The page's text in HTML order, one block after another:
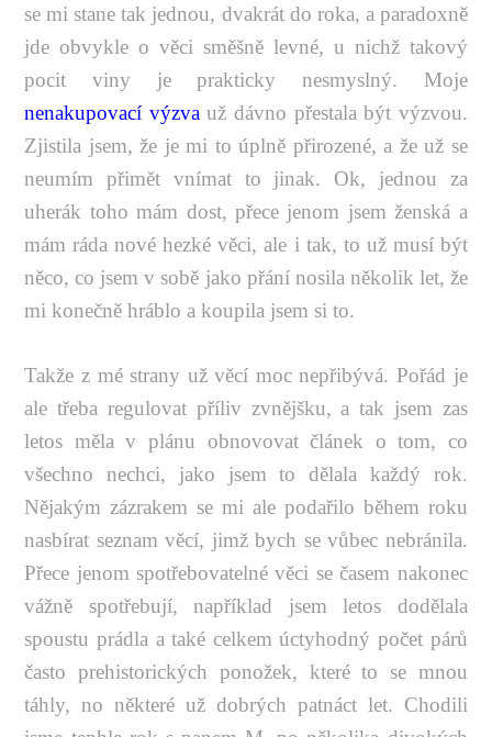
se mi stane tak jednou, dvakrát do roka, a paradoxně
jde obvykle o věci směšně levné, u nichž takový
pocit viny je prakticky nesmyslný. Moje
nenakupovací výzvauž dávno přestala být výzvou.
Zjistila jsem, že je mi to úplně přirozené, a že už se
neumím přimět vnímat to jinak. Ok, jednou za
uherák toho mám dost, přece jenom jsem ženská a
mám ráda nové hezké věci, ale i tak, to už musí být
něco, co jsem v sobě jako přání nosila několik let, že
mi konečně hráblo a koupila jsem si to.
Takže z mé strany už věcí moc nepřibývá. Pořád je
ale třeba regulovat příliv zvnějšku, a tak jsem zas
letos měla v plánu obnovovat článek o tom, co
všechno nechci, jako jsem to dělala každý rok.
Nějakým zázrakem se mi ale podařilo během roku
nasbírat seznam věcí, jimž bych se vůbec nebránila.
Přece jenom spotřebovatelné věci se časem nakonec
vážně spotřebují, například jsem letos dodělala
spoustu prádla a také celkem úctyhodný počet párů
často prehistorických ponožek, které to se mnou
táhly, no některé už dobrých patnáct let. Chodili